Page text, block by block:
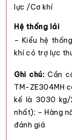
lực /Cơ khí
Hệ thống lái
– Kiểu hệ
khí có trợ lực
Ghi chú: Cần
TM-ZE304MH
kế là 3030
nhất); – Hàng
đánh giá